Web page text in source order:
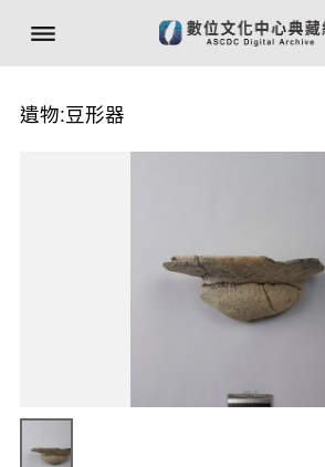
遺物:豆形器